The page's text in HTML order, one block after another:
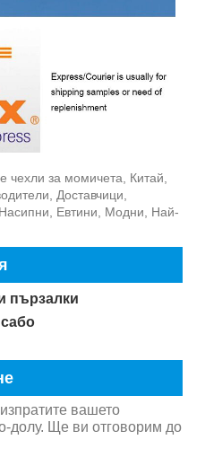
чехли за момичета, Китай,
Доставчици,
Евтини, Модни, Най-
пързалки
вашето
долу. Ще ви отговорим до